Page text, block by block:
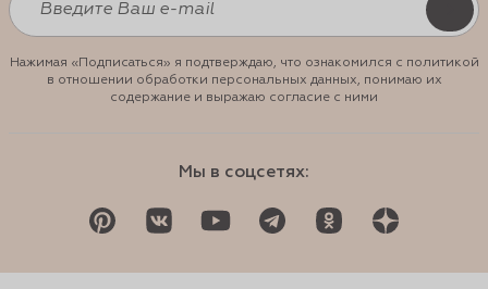
Нажимая «Подписаться» я подтверждаю, что ознакомился с политикой
в отношении обработки персональных данных, понимаю их
содержание и выражаю согласие с ними
Мы в соцсетях: